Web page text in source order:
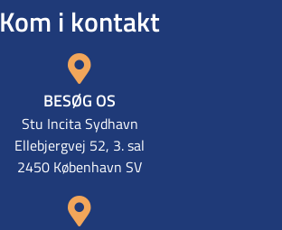
Kom i kontakt
BESØG OS
Stu Incita Sydhavn
Ellebjergvej 52, 3. sal
2450 København SV